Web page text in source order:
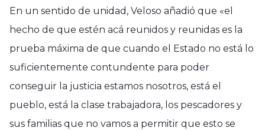
En un sentido de unidad, Veloso añadió que «el
hecho de que estén acá reunidos y reunidas es la
prueba máxima de que cuando el Estado no está lo
suficientemente contundente para poder
conseguir la justicia estamos nosotros, está el
pueblo, está la clase trabajadora, los pescadores y
sus familias que no vamos a permitir que esto se